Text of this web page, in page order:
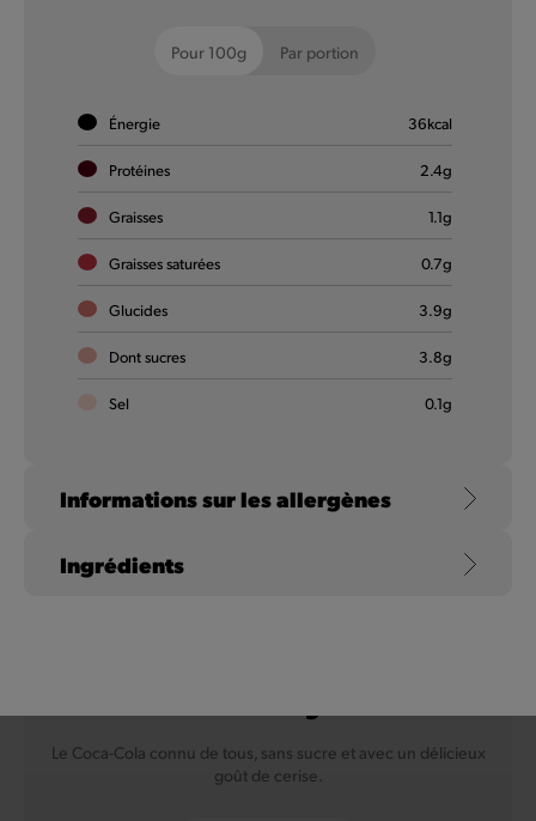
Le goût intense de Coca-Cola, avec son mélange unique
d’ingrédients comme la caféine, l’eau gazeuse et une petite
touche de caramel. Sans sucre.
En savoir plus
Le Coca-Cola connu de tous, sans sucre et avec un délicieux
goût de cerise.
Pour 100g Par portion
Énergie 36kcal
Protéines 2.4g
Graisses 1.1g
Graisses saturées 0.7g
Glucides 3.9g
Dont sucres 3.8g
Sel 0.1g
Informations sur les allergènes
Fruits à coque
Ingrédients